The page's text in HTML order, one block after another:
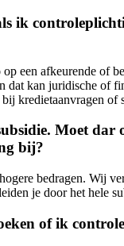
ik
een afkeurende of
dat kan juridische of
kredietaanvragen of
Moet dar
bij?
bedragen. Wij
je door het hele
of ik